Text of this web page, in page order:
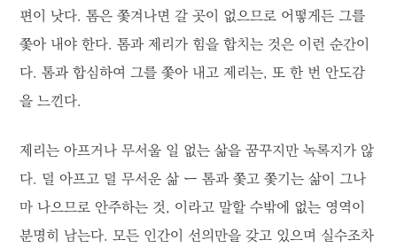
편이 낫다. 톰은 쫓겨나면 갈 곳이 없으므로 어떻게든 그를
쫓아 내야 한다. 톰과 제리가 힘을 합치는 것은 이런 순간이
다. 톰과 합심하여 그를 쫓아 내고 제리는, 또 한 번 안도감
을 느낀다.
제리는 아프거나 무서울 일 없는 삶을 꿈꾸지만 녹록지가 않
다. 덜 아프고 덜 무서운 삶 ー 톰과 쫓고 쫓기는 삶이 그나
마 나으므로 안주하는 것, 이라고 말할 수밖에 없는 영역이
분명히 남는다. 모든 인간이 선의만을 갖고 있으며 실수조차